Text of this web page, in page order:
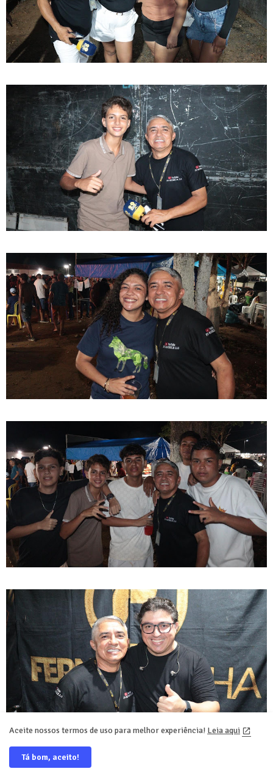
Aceite nossos termos de uso para melhor experiência! Leia aqui
Tá bom, aceito!